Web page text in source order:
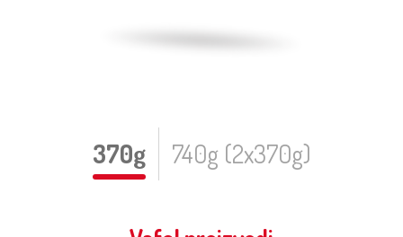
370g 740g (2x370g)